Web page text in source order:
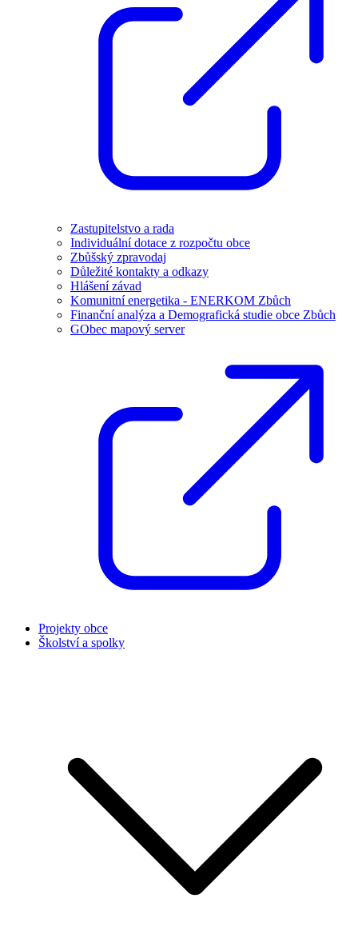
Zastupitelstvo a rada
Individuální dotace z rozpočtu obce
Zbůšský zpravodaj
Důležité kontakty a odkazy
Hlášení závad
Komunitní energetika - ENERKOM Zbůch
Finanční analýza a Demografická studie obce Zbůch
GObec mapový server
Projekty obce
Školství a spolky